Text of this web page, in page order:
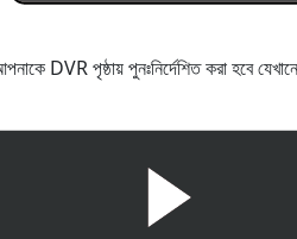
DVR পৃষ্ঠায় পুনঃনির্দেশিত করা হবে